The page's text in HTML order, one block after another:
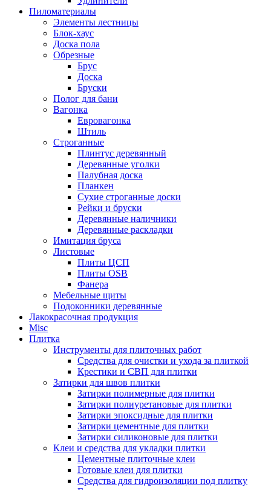
Пиломатериалы
Элементы лестницы
Блок-хаус
Доска пола
Обрезные
Брус
Доска
Бруски
Полог для бани
Вагонка
Евровагонка
Штиль
Строганные
Плинтус деревянный
Деревянные уголки
Палубная доска
Планкен
Сухие строганные доски
Рейки и бруски
Деревянные наличники
Деревянные раскладки
Имитация бруса
Листовые
Плиты ЦСП
Плиты OSB
Фанера
Мебельные щиты
Подоконники деревянные
Лакокрасочная продукция
Misc
Плитка
Инструменты для плиточных работ
Средства для очистки и ухода за плиткой
Крестики и СВП для плитки
Затирки для швов плитки
Затирки полимерные для плитки
Затирки полиуретановые для плитки
Затирки эпоксидные для плитки
Затирки цементные для плитки
Затирки силиконовые для плитки
Клеи и средства для укладки плитки
Цементные плиточные клеи
Готовые клеи для плитки
Средства для гидроизоляции под плитку